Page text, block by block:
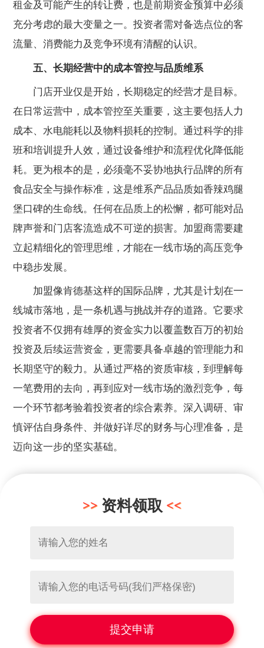
租金及可能产生的转让费，也是前期资金预算中必须
充分考虑的最大变量之一。投资者需对备选点位的客
流量、消费能力及竞争环境有清醒的认识。
五、长期经营中的成本管控与品质维系
门店开业仅是开始，长期稳定的经营才是目标。
在日常运营中，成本管控至关重要，这主要包括人力
成本、水电能耗以及物料损耗的控制。通过科学的排
班和培训提升人效，通过设备维护和流程优化降低能
耗。更为根本的是，必须毫不妥协地执行品牌的所有
食品安全与操作标准，这是维系产品品质如香辣鸡腿
堡口碑的生命线。任何在品质上的松懈，都可能对品
牌声誉和门店客流造成不可逆的损害。加盟商需要建
立起精细化的管理思维，才能在一线市场的高压竞争
中稳步发展。
加盟像肯德基这样的国际品牌，尤其是计划在一
线城市落地，是一条机遇与挑战并存的道路。它要求
投资者不仅拥有雄厚的资金实力以覆盖数百万的初始
投资及后续运营资金，更需要具备卓越的管理能力和
长期坚守的毅力。从通过严格的资质审核，到理解每
一笔费用的去向，再到应对一线市场的激烈竞争，每
一个环节都考验着投资者的综合素养。深入调研、审
慎评估自身条件、并做好详尽的财务与心理准备，是
迈向这一步的坚实基础。
资料领取